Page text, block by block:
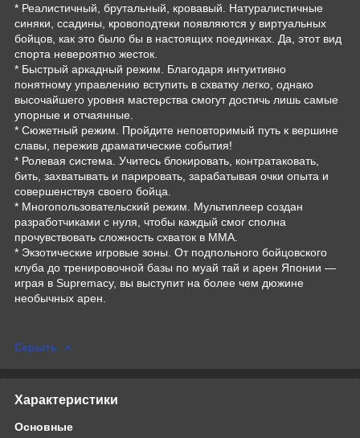
* Реалистичный, брутальный, кровавый. Натуралистичные
синяки, ссадины, кровоподтеки появляются у виртуальных
бойцов, как это было бы в настоящих поединках. Да, этот вид
спорта невероятно жесток.
* Быстрый аркадный режим. Благодаря интуитивно
понятному управлению вступить в схватку легко, однако
высочайшего уровня мастерства смогут достичь лишь самые
упорные и отчаянные.
* Сюжетный режим. Пройдите неповторимый путь к вершине
славы, пережив драматические события!
* Ролевая система. Учитесь блокировать, контратаковать,
бить, захватывать и парировать, зарабатывая очки опыта и
совершенствуя своего бойца.
* Многопользовательский режим. Мультиплеер создан
разработчиками с нуля, чтобы каждый смог сполна
прочувствовать сложность схваток в MMA.
* Экзотические игровые зоны. От подпольного бойцовского
клуба до тренировочной базы по муай тай и арен Японии —
играя в Supremacy, вы выступит на более чем дюжине
необычных арен.
Скрыть
Характеристики
Основные